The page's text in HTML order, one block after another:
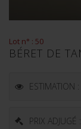
Lot n° : 50
BÉRET DE
ESTIMATION :
PRIX ADJUGÉ :